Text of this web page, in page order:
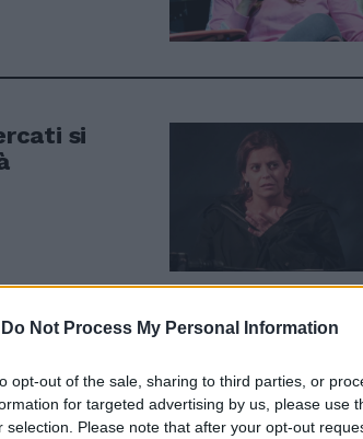
Do Not Process My Personal Information
opt-out of the sale, sharing to third parties, or
for targeted advertising by us, please use
selection. Please note that after your opt-out
si
dà per
Ilaria